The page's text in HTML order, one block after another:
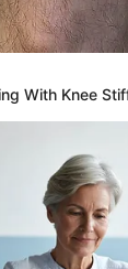
สำหรับ 3 ราศี ช่
With Knee